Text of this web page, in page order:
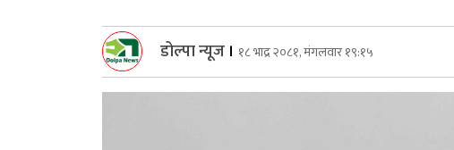
डोल्पा न्यूज । १८ भाद्र २०८१, मंगलवार १९:१५